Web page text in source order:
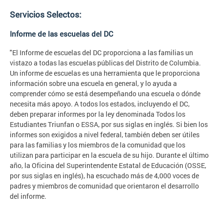
Servicios Selectos:
Informe de las escuelas del DC
"El Informe de escuelas del DC proporciona a las familias un
vistazo a todas las escuelas públicas del Distrito de Columbia.
Un informe de escuelas es una herramienta que le proporciona
información sobre una escuela en general, y lo ayuda a
comprender cómo se está desempeñando una escuela o dónde
necesita más apoyo. A todos los estados, incluyendo el DC,
deben preparar informes por la ley denominada Todos los
Estudiantes Triunfan o ESSA, por sus siglas en inglés. Si bien los
informes son exigidos a nivel federal, también deben ser útiles
para las familias y los miembros de la comunidad que los
utilizan para participar en la escuela de su hijo. Durante el último
año, la Oficina del Superintendente Estatal de Educación (OSSE,
por sus siglas en inglés), ha escuchado más de 4,000 voces de
padres y miembros de comunidad que orientaron el desarrollo
del informe.